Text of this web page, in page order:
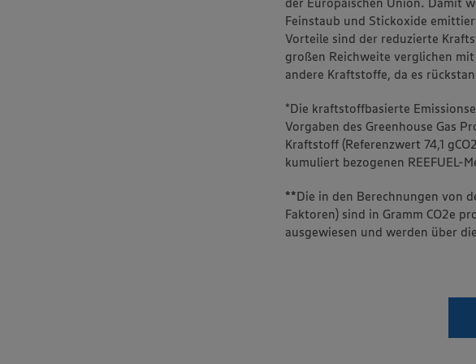
Feinstaub und Stickoxide
Vorteile sind der reduzierte
großen Reichweite verglichen
andere Kraftstoffe, da es
*Die kraftstoffbasierte
Vorgaben des Greenhouse Gas
Kraftstoff (Referenzwert 74,1
kumuliert bezogenen REEFUEL-
**Die in den Berechnungen von
Faktoren) sind in Gramm CO2e
ausgewiesen und werden über